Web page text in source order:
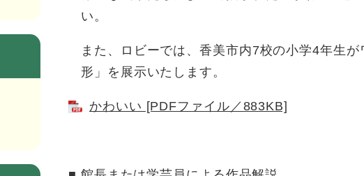
い。
また、ロビーでは、香美市内7校の小学4年生
形」を展示いたします。
かわいい [PDFファイル／883KB]